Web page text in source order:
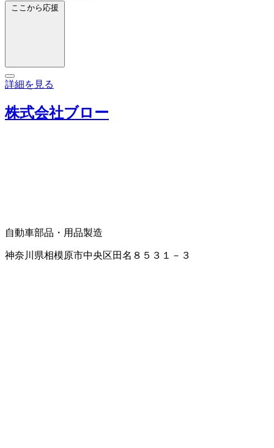
ここから応援
詳細を見る
株式会社ブロー
自動車部品・用品製造
神奈川県相模原市中央区田名８５３１－３